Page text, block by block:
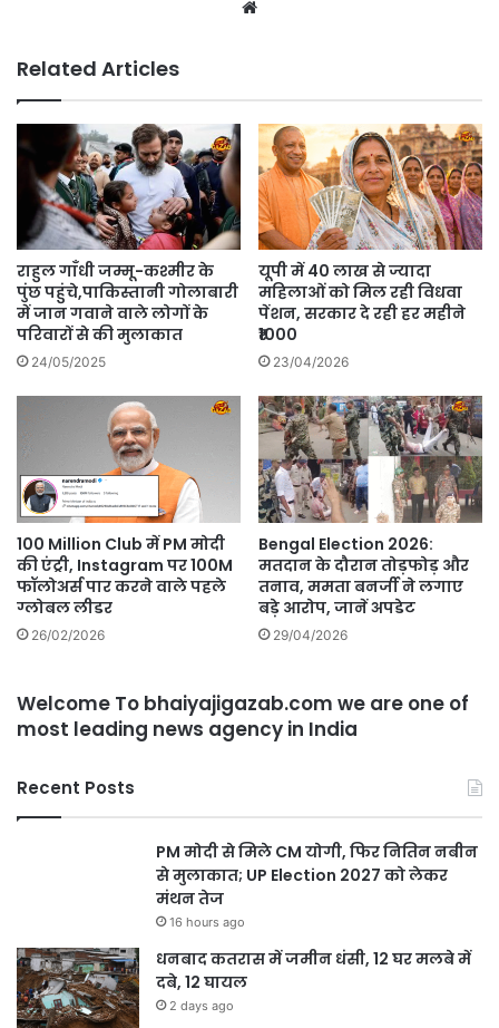
Related Articles
राहुल गाँधी जम्मू-कश्मीर के
पुंछ पहुंचे,पाकिस्तानी गोलाबारी
में जान गवाने वाले लोगों के
परिवारों से की मुलाकात
24/05/2025
यूपी में 40 लाख से ज्यादा
महिलाओं को मिल रही विधवा
पेंशन, सरकार दे रही हर महीने
₹1000
23/04/2026
100 Million Club में PM मोदी
की एंट्री, Instagram पर 100M
फॉलोअर्स पार करने वाले पहले
ग्लोबल लीडर
26/02/2026
Bengal Election 2026:
मतदान के दौरान तोड़फोड़ और
तनाव, ममता बनर्जी ने लगाए
बड़े आरोप, जानें अपडेट
29/04/2026
Welcome To bhaiyajigazab.com we are one of
most leading news agency in India
Recent Posts
PM मोदी से मिले CM योगी, फिर नितिन नबीन
से मुलाकात; UP Election 2027 को लेकर
मंथन तेज
16 hours ago
धनबाद कतरास में जमीन धंसी, 12 घर मलबे में
दबे, 12 घायल
2 days ago